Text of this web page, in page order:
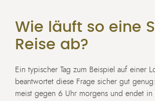
Wie läuft so eine
Reise ab?
Ein typischer Tag zum Beispiel auf einer
beantwortet diese Frage sicher gut
meist gegen 6 Uhr morgens und endet in